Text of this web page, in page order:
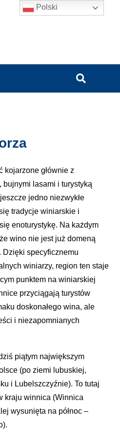
kojarzone głównie z
bujnymi lasami i turystyką
jedno niezwykłe
tradycje winiarskie i
enoturystykę. Na każdym
wino nie jest już domeną
Dzięki specyficznemu
winiarzy, region ten staje
punktem na winiarskiej
przyciągają turystów
doskonałego wina, ale
i niezapomnianych
piątym największym
(po ziemi lubuskiej,
i Lubelszczyźnie). To tutaj
kraju winnica (Winnica
wysunięta na północ –
Polski